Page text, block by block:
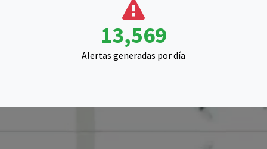
Alertas generadas por día